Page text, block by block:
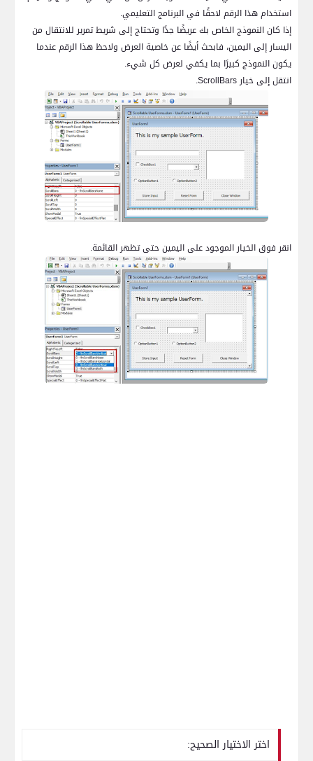
استخدام هذا الرقم لاحقًا في البرنامج التعليمي.
إذا كان النموذج الخاص بك عريضًا جدًا وتحتاج إلى شريط تمرير للانتقال من
اليسار إلى اليمين، فابحث أيضًا عن خاصية العرض ولاحظ هذا الرقم عندما
يكون النموذج كبيرًا بما يكفي لعرض كل شيء.
انتقل إلى خيار ScrollBars
.
انقر فوق الخيار الموجود على اليمين حتى تظهر القائمة.
اختر الاختيار الصحيح: